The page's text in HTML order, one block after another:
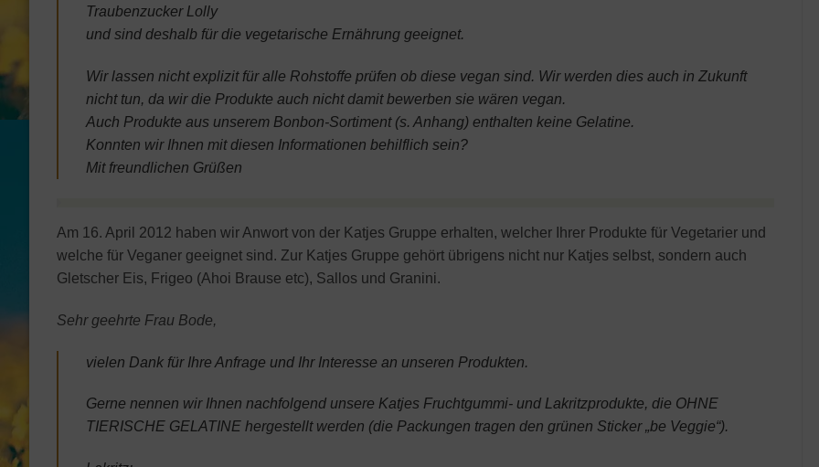
Traubenzucker Lolly
und sind deshalb für die vegetarische Ernährung geeignet.
Wir lassen nicht explizit für alle Rohstoffe prüfen ob diese vegan sind. Wir werden dies auch in Zukunft
nicht tun, da wir die Produkte auch nicht damit bewerben sie wären vegan.
Auch Produkte aus unserem Bonbon-Sortiment (s. Anhang) enthalten keine Gelatine.
Konnten wir Ihnen mit diesen Informationen behilflich sein?
Mit freundlichen Grüßen
Am 16. April 2012 haben wir Anwort von der Katjes Gruppe erhalten, welcher Ihrer Produkte für Vegetarier und
welche für Veganer geeignet sind. Zur Katjes Gruppe gehört übrigens nicht nur Katjes selbst, sondern auch
Gletscher Eis, Frigeo (Ahoi Brause etc), Sallos und Granini.
Sehr geehrte Frau Bode,
vielen Dank für Ihre Anfrage und Ihr Interesse an unseren Produkten.
Gerne nennen wir Ihnen nachfolgend unsere Katjes Fruchtgummi- und Lakritzprodukte, die OHNE
TIERISCHE GELATINE hergestellt werden (die Packungen tragen den grünen Sticker „be Veggie“).